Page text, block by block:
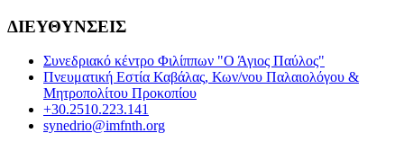
Skip
content
ΔΙΕΥΘΥΝΣΕΙΣ
Συνεδριακό κέντρο Φιλίππων "Ο Άγιος Παύλος"
Πνευματική Εστία Καβάλας, Κων/νου Παλαιολόγου &
Μητροπολίτου Προκοπίου
+30.2510.223.141
synedrio@imfnth.org